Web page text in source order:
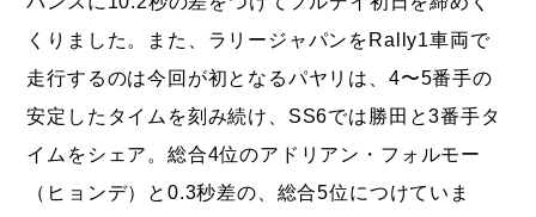
くりました。また、ラリージャパンをRally1車両で
走行するのは今回が初となるパヤリは、4〜5番手の
安定したタイムを刻み続け、SS6では勝田と3番手タ
イムをシェア。総合4位のアドリアン・フォルモー
（ヒョンデ）と0.3秒差の、総合5位につけていま